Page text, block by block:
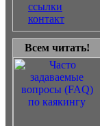
ссылки
контакт
Всем читать!